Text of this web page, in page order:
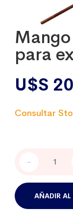
para
U$S
porta
para
extraccion
sangre
-
AÑADIR AL